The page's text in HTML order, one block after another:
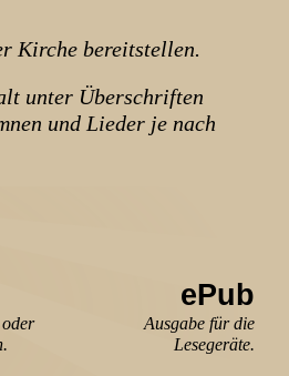
Kirche bereitstellen.
unter Überschriften
und Lieder je nach
ePub
Ausgabe für die
Lesegeräte.